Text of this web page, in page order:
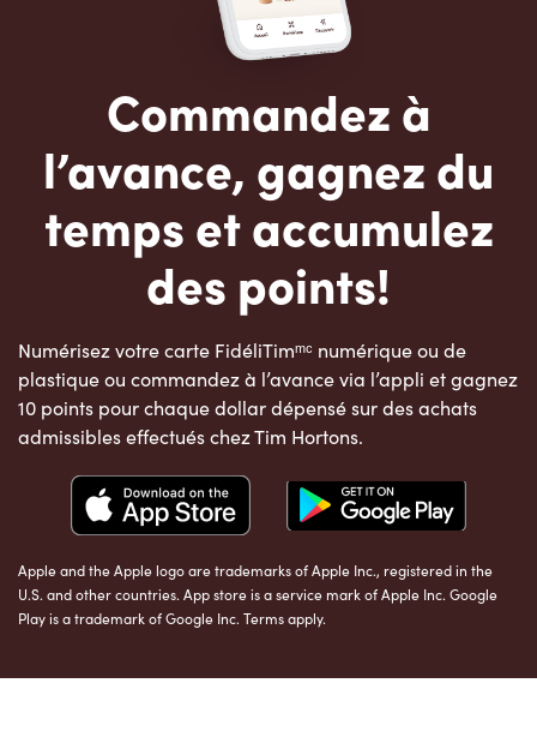
Commandez à
l’avance, gagnez du
temps et accumulez
des points!
Numérisez votre carte FidéliTimᵐᶜ numérique ou de
plastique ou commandez à l’avance via l’appli et gagnez
10 points pour chaque dollar dépensé sur des achats
admissibles effectués chez Tim Hortons.
Apple and the Apple logo are trademarks of Apple Inc., registered in the
U.S. and other countries. App store is a service mark of Apple Inc. Google
Play is a trademark of Google Inc. Terms apply.